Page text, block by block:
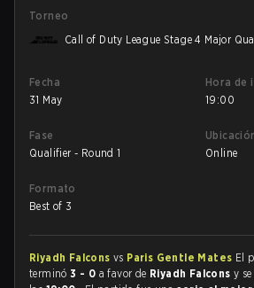
Torneo
Call of Duty League Stage 4 Major
Fecha
31 May
Hora de
19:00
Fase
Qualifier - Round 1
Online
Formato
Best of 3
Riyadh Falcons vs Paris Gentle Mates El
terminó3 - 0 a favor de Riyadh Falconsy